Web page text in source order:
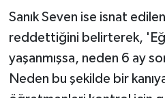
Sanık Seven ise isnat
reddettiğini belirterek,
yaşanmışsa, neden 6 ay
Neden bu şekilde bir